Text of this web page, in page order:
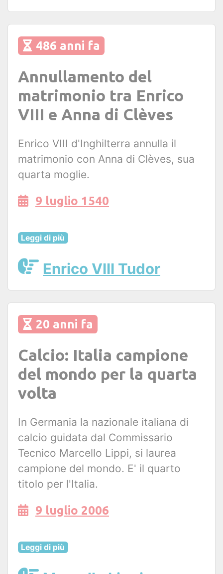
486 anni fa
Annullamento del
matrimonio tra Enrico
VIII e Anna di Clèves
Enrico VIII d'Inghilterra annulla il
matrimonio con Anna di Clèves, sua
quarta moglie.
9 luglio 1540
Leggi di più
Enrico VIII Tudor
20 anni fa
Calcio: Italia campione
del mondo per la quarta
volta
In Germania la nazionale italiana di
calcio guidata dal Commissario
Tecnico Marcello Lippi, si laurea
campione del mondo. E' il quarto
titolo per l'Italia.
9 luglio 2006
Leggi di più